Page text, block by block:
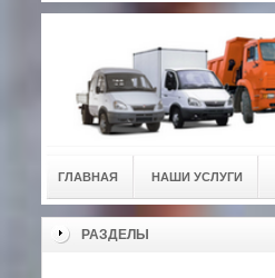
ГЛАВНАЯ НАШИ УСЛУГИ
РАЗДЕЛЫ